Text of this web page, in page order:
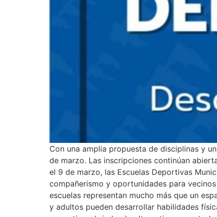
Con una amplia propuesta de disciplinas y
de marzo. Las inscripciones continúan
el 9 de marzo, las Escuelas Deportivas
compañerismo y oportunidades para
escuelas representan mucho más que un
y adultos pueden desarrollar habilidades